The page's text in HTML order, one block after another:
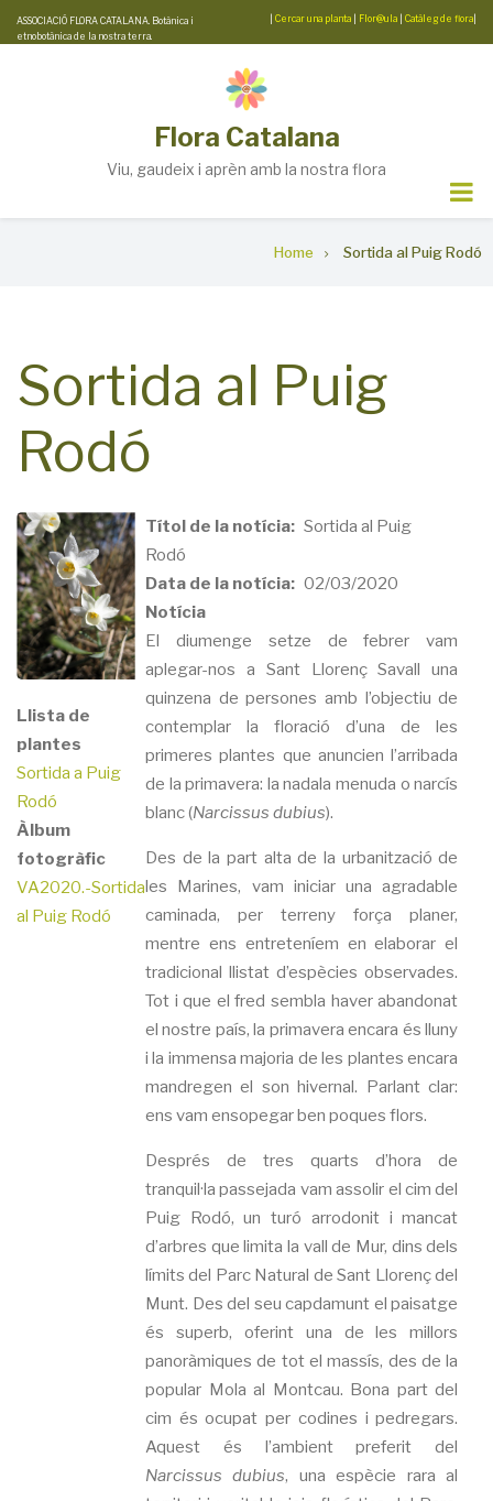
Skip
to
ASSOCIACIÓ FLORA CATALANA. Botànica i
etnobotànica de la nostra terra.
Cercar una planta Flor@ula Catàleg de flora
Flora Catalana
Viu, gaudeix i aprèn amb la nostra flora
Home Sortida al Puig Rodó
Sortida al Puig
Rodó
Llista de
plantes
Sortida a Puig
Rodó
Àlbum
fotogràfic
VA2020.-Sortida
al Puig Rodó
Títol de la notícia
Sortida al Puig
Rodó
Data de la notícia
02/03/2020
Notícia
El diumenge setze de febrer vam
aplegar-nos a Sant Llorenç Savall una
quinzena de persones amb l’objectiu de
contemplar la floració d’una de les
primeres plantes que anuncien l’arribada
de la primavera: la nadala menuda o narcís
blanc (Narcissus dubius).
Des de la part alta de la urbanització de
les Marines, vam iniciar una agradable
caminada, per terreny força planer,
mentre ens entreteníem en elaborar el
tradicional llistat d’espècies observades.
Tot i que el fred sembla haver abandonat
el nostre país, la primavera encara és lluny
i la immensa majoria de les plantes encara
mandregen el son hivernal. Parlant clar:
ens vam ensopegar ben poques flors.
Després de tres quarts d’hora de
tranquil·la passejada vam assolir el cim del
Puig Rodó, un turó arrodonit i mancat
d’arbres que limita la vall de Mur, dins dels
límits del Parc Natural de Sant Llorenç del
Munt. Des del seu capdamunt el paisatge
és superb, oferint una de les millors
panoràmiques de tot el massís, des de la
popular Mola al Montcau. Bona part del
cim és ocupat per codines i pedregars.
Aquest és l’ambient preferit del
Narcissus dubius, una espècie rara al